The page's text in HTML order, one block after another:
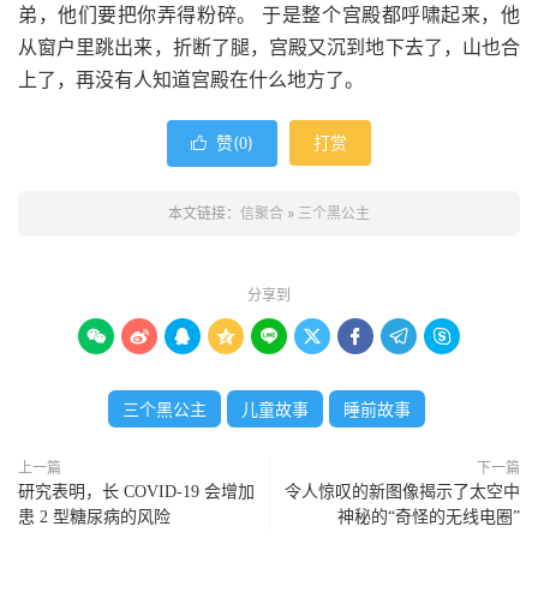
弟，他们要把你弄得粉碎。 于是整个宫殿都呼啸起来，他
从窗户里跳出来，折断了腿，宫殿又沉到地下去了，山也合
上了，再没有人知道宫殿在什么地方了。
 赞(0) 打赏
本文链接： 信聚合 » 三个黑公主
分享到
        
三个黑公主 儿童故事 睡前故事
上一篇
研究表明，长 COVID-19 会增加
患 2 型糖尿病的风险
下一篇
令人惊叹的新图像揭示了太空中
神秘的“奇怪的无线电圈”